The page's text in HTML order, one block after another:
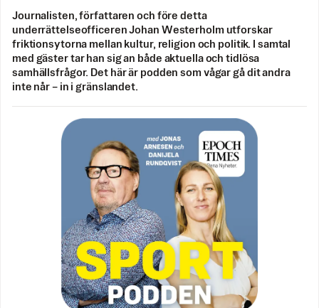
Journalisten, författaren och före detta
underrättelseofficeren Johan Westerholm utforskar
friktionsytorna mellan kultur, religion och politik. I samtal
med gäster tar han sig an både aktuella och tidlösa
samhällsfrågor. Det här är podden som vågar gå dit andra
inte når – in i gränslandet.